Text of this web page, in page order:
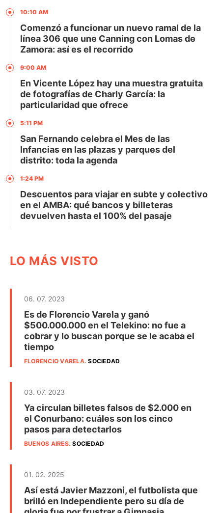
10:10 AM
Comenzó a funcionar un nuevo ramal de la
línea 306 que une Canning con Lomas de
Zamora: así es el recorrido
9:00 AM
En Vicente López hay una muestra gratuita
de fotografías de Charly García: la
particularidad que ofrece
5:11 PM
San Fernando celebra el Mes de las
Infancias en las plazas y parques del
distrito: toda la agenda
1:24 PM
Descuentos para viajar en subte y colectivo
en el AMBA: qué bancos y billeteras
devuelven hasta el 100% del pasaje
LO MÁS VISTO
06. 07. 2023
Es de Florencio Varela y ganó
$500.000.000 en el Telekino: no fue a
cobrar y lo buscan porque se le acaba el
tiempo
FLORENCIO VARELA.SOCIEDAD
03. 07. 2023
Ya circulan billetes falsos de $2.000 en
el Conurbano: cuáles son los cinco
pasos para detectarlos
BUENOS AIRES.SOCIEDAD
01. 02. 2025
Así está Javier Mazzoni, el futbolista que
brilló en Independiente pero su día de